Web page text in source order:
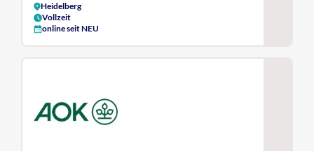
Heidelberg
Vollzeit
online seit NEU